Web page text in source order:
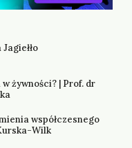
żywności? | Prof. dr
współczesnego
Wilk